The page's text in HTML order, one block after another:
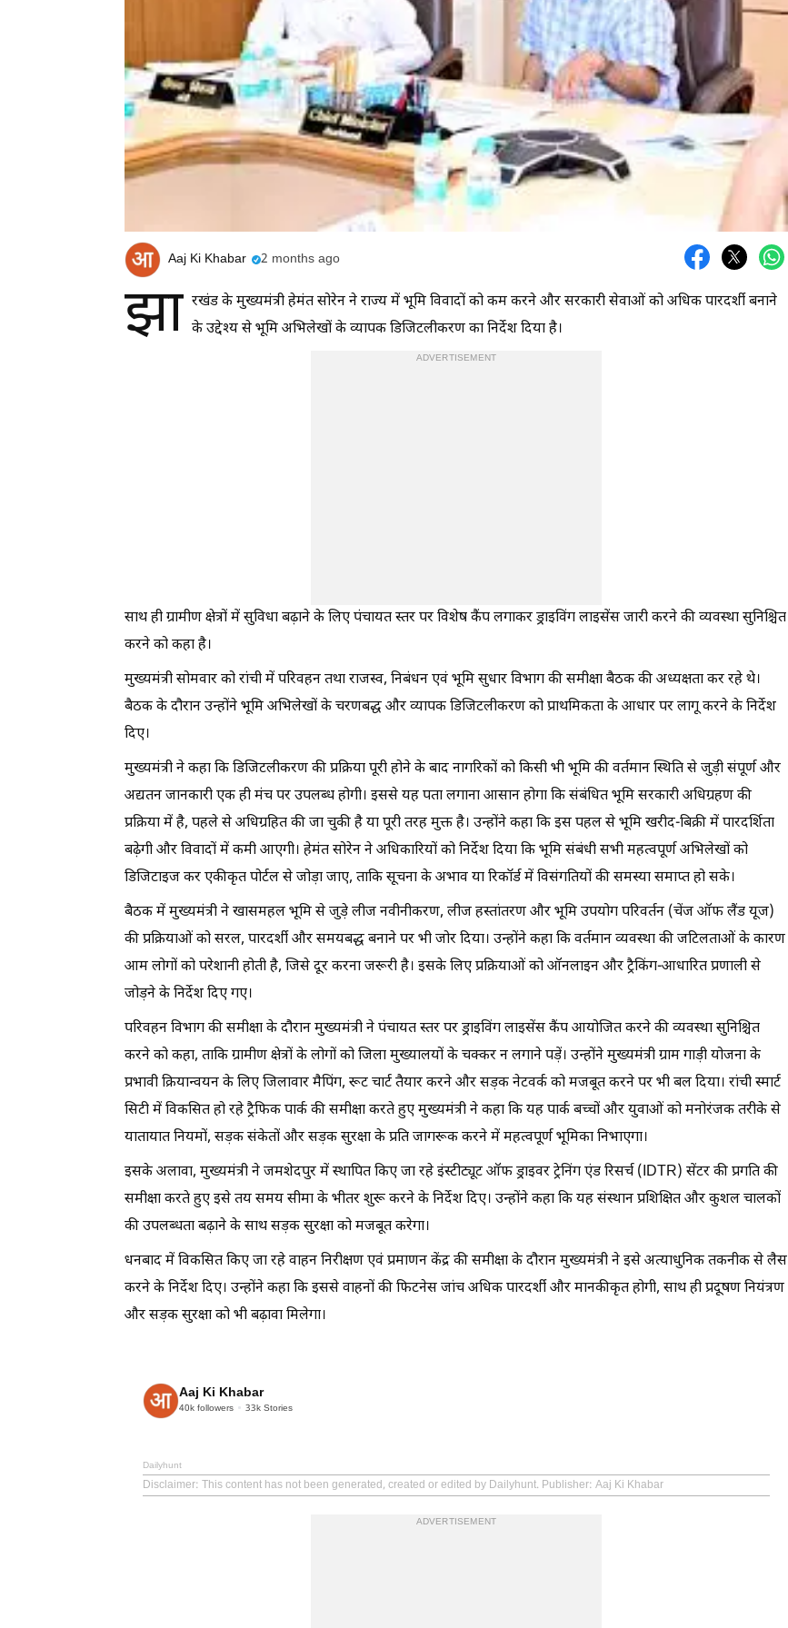
Aaj Ki Khabar 2 months ago
झा रखंड के मुख्यमंत्री हेमंत सोरेन ने राज्य में भूमि विवादों को कम करने और सरकारी सेवाओं को अधिक पारदर्शी बनाने
के उद्देश्य से भूमि अभिलेखों के व्यापक डिजिटलीकरण का निर्देश दिया है।
ADVERTISEMENT
साथ ही ग्रामीण क्षेत्रों में सुविधा बढ़ाने के लिए पंचायत स्तर पर विशेष कैंप लगाकर ड्राइविंग लाइसेंस जारी करने की व्यवस्था सुनिश्चित
करने को कहा है।
मुख्यमंत्री सोमवार को रांची में परिवहन तथा राजस्व, निबंधन एवं भूमि सुधार विभाग की समीक्षा बैठक की अध्यक्षता कर रहे थे।
बैठक के दौरान उन्होंने भूमि अभिलेखों के चरणबद्ध और व्यापक डिजिटलीकरण को प्राथमिकता के आधार पर लागू करने के निर्देश
दिए।
मुख्यमंत्री ने कहा कि डिजिटलीकरण की प्रक्रिया पूरी होने के बाद नागरिकों को किसी भी भूमि की वर्तमान स्थिति से जुड़ी संपूर्ण और
अद्यतन जानकारी एक ही मंच पर उपलब्ध होगी। इससे यह पता लगाना आसान होगा कि संबंधित भूमि सरकारी अधिग्रहण की
प्रक्रिया में है, पहले से अधिग्रहित की जा चुकी है या पूरी तरह मुक्त है। उन्होंने कहा कि इस पहल से भूमि खरीद-बिक्री में पारदर्शिता
बढ़ेगी और विवादों में कमी आएगी। हेमंत सोरेन ने अधिकारियों को निर्देश दिया कि भूमि संबंधी सभी महत्वपूर्ण अभिलेखों को
डिजिटाइज कर एकीकृत पोर्टल से जोड़ा जाए, ताकि सूचना के अभाव या रिकॉर्ड में विसंगतियों की समस्या समाप्त हो सके।
बैठक में मुख्यमंत्री ने खासमहल भूमि से जुड़े लीज नवीनीकरण, लीज हस्तांतरण और भूमि उपयोग परिवर्तन (चेंज ऑफ लैंड यूज)
की प्रक्रियाओं को सरल, पारदर्शी और समयबद्ध बनाने पर भी जोर दिया। उन्होंने कहा कि वर्तमान व्यवस्था की जटिलताओं के कारण
आम लोगों को परेशानी होती है, जिसे दूर करना जरूरी है। इसके लिए प्रक्रियाओं को ऑनलाइन और ट्रैकिंग-आधारित प्रणाली से
जोड़ने के निर्देश दिए गए।
परिवहन विभाग की समीक्षा के दौरान मुख्यमंत्री ने पंचायत स्तर पर ड्राइविंग लाइसेंस कैंप आयोजित करने की व्यवस्था सुनिश्चित
करने को कहा, ताकि ग्रामीण क्षेत्रों के लोगों को जिला मुख्यालयों के चक्कर न लगाने पड़ें। उन्होंने मुख्यमंत्री ग्राम गाड़ी योजना के
प्रभावी क्रियान्वयन के लिए जिलावार मैपिंग, रूट चार्ट तैयार करने और सड़क नेटवर्क को मजबूत करने पर भी बल दिया। रांची स्मार्ट
सिटी में विकसित हो रहे ट्रैफिक पार्क की समीक्षा करते हुए मुख्यमंत्री ने कहा कि यह पार्क बच्चों और युवाओं को मनोरंजक तरीके से
यातायात नियमों, सड़क संकेतों और सड़क सुरक्षा के प्रति जागरूक करने में महत्वपूर्ण भूमिका निभाएगा।
इसके अलावा, मुख्यमंत्री ने जमशेदपुर में स्थापित किए जा रहे इंस्टीट्यूट ऑफ ड्राइवर ट्रेनिंग एंड रिसर्च (IDTR) सेंटर की प्रगति की
समीक्षा करते हुए इसे तय समय सीमा के भीतर शुरू करने के निर्देश दिए। उन्होंने कहा कि यह संस्थान प्रशिक्षित और कुशल चालकों
की उपलब्धता बढ़ाने के साथ सड़क सुरक्षा को मजबूत करेगा।
धनबाद में विकसित किए जा रहे वाहन निरीक्षण एवं प्रमाणन केंद्र की समीक्षा के दौरान मुख्यमंत्री ने इसे अत्याधुनिक तकनीक से लैस
करने के निर्देश दिए। उन्होंने कहा कि इससे वाहनों की फिटनेस जांच अधिक पारदर्शी और मानकीकृत होगी, साथ ही प्रदूषण नियंत्रण
और सड़क सुरक्षा को भी बढ़ावा मिलेगा।
Aaj Ki Khabar
40k followers 33k Stories
Dailyhunt
Disclaimer: This content has not been generated, created or edited by Dailyhunt. Publisher: Aaj Ki Khabar
ADVERTISEMENT